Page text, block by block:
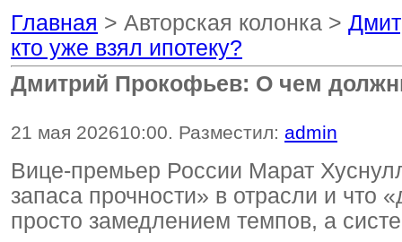
Главная > Авторская колонка >
кто уже взял ипотеку?
Дмитрий Прокофьев: О чем
21 мая 202610:00. Разместил: admin
Вице-премьер России Марат
запаса прочности» в отрасли и что
просто замедлением темпов, а